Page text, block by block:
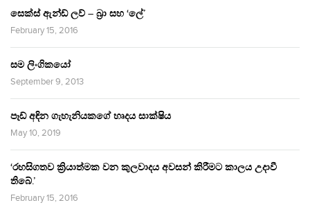
සෙක්ස් ඇන්ඩ් ලව් – බ්‍රා සහ ‘ලේ’
February 15, 2016
සම ලිංගිකයෝ
September 9, 2013
පෑඩ් අඳින ගැහැනියකගේ හෘදය සාක්ෂිය
May 10, 2019
‘රහසිගතව ක්‍රියාත්මක වන කුලවාදය අවසන් කිරීමට කාලය උදාවී
තිබේ.’
February 15, 2016